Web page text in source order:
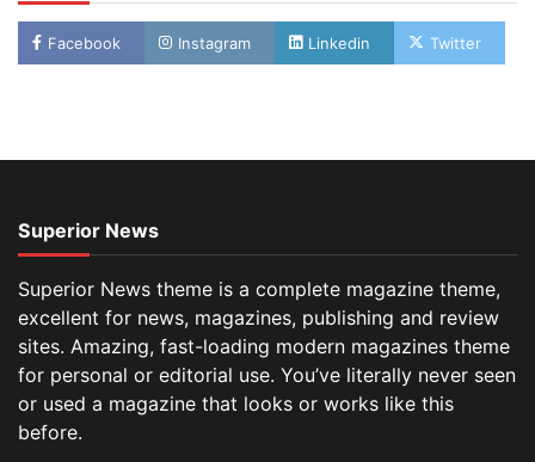
Facebook Instagram Linkedin Twitter
Superior News
Superior News theme is a complete magazine theme,
excellent for news, magazines, publishing and review
sites. Amazing, fast-loading modern magazines theme
for personal or editorial use. You’ve literally never seen
or used a magazine that looks or works like this
before.